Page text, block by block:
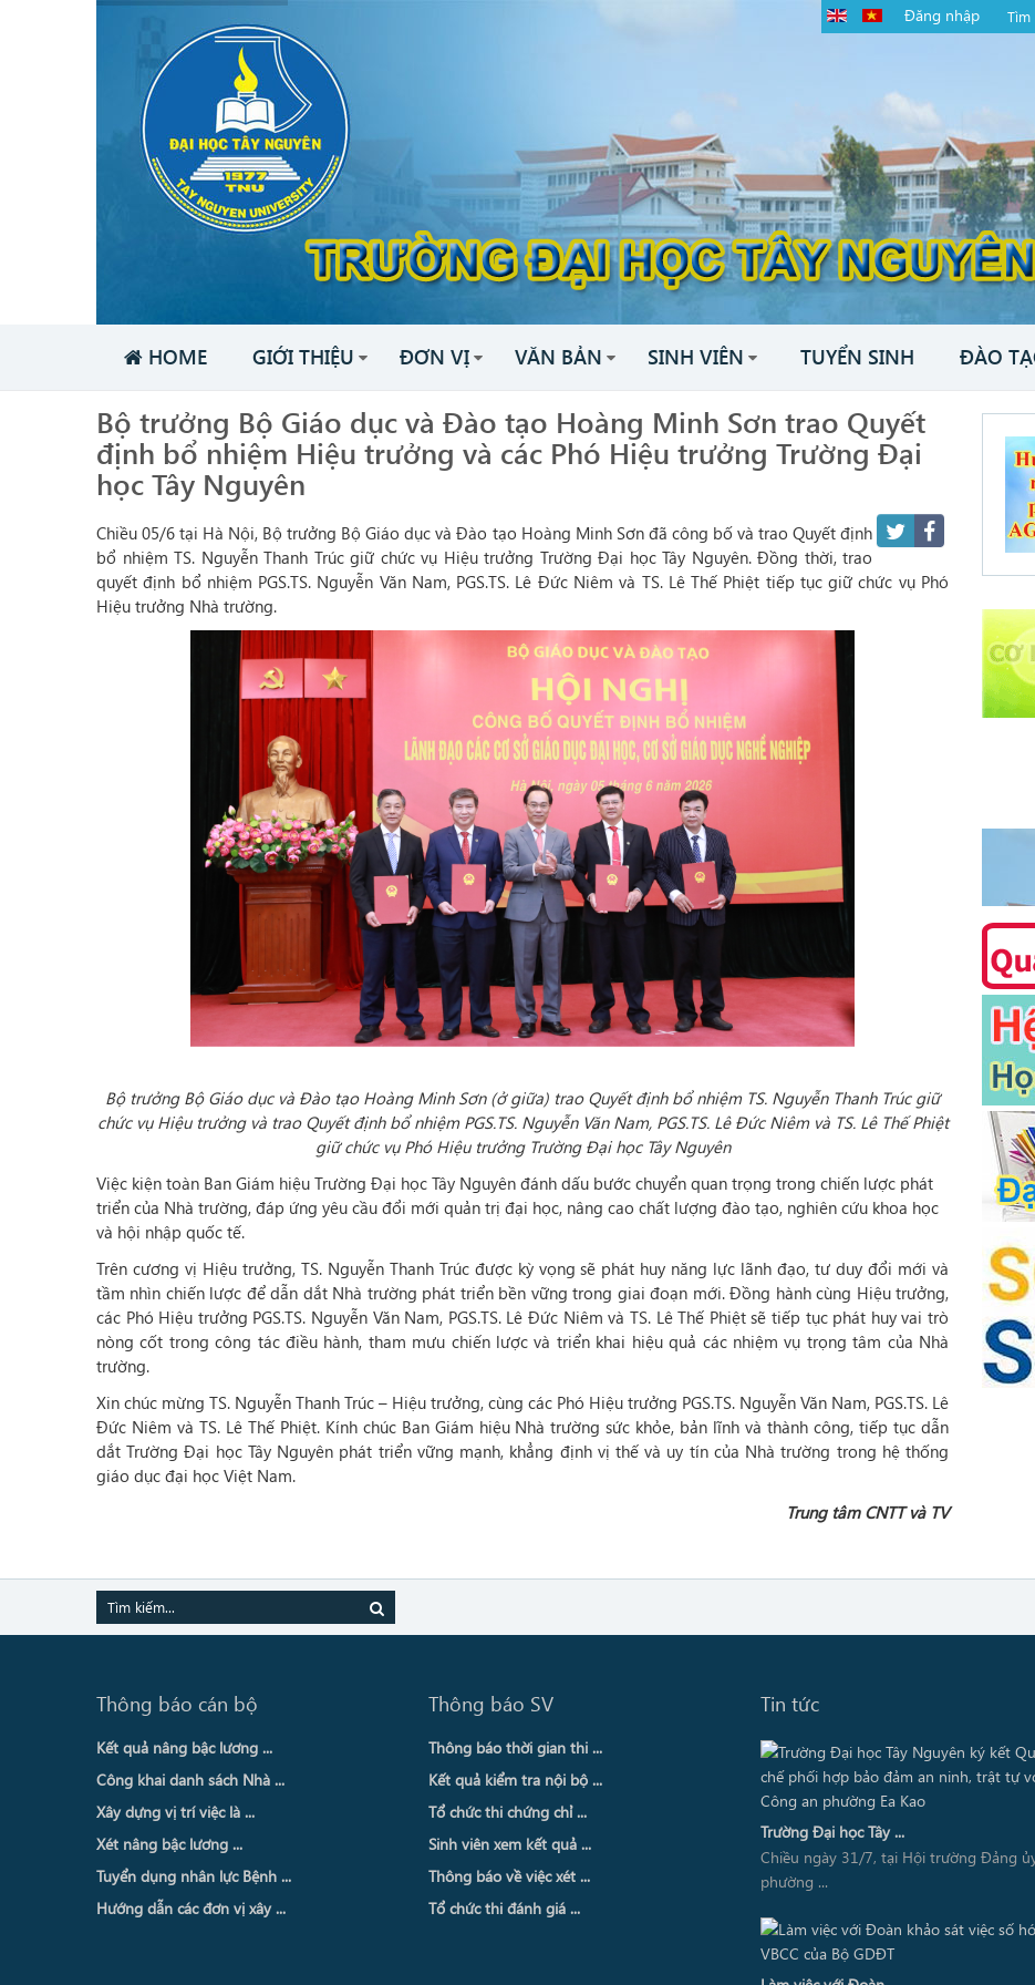
Đăng nhập
HOME GIỚI THIỆU ĐƠN VỊ VĂN BẢN SINH VIÊN TUYỂN SINH ĐÀO
Bộ trưởng Bộ Giáo dục và Đào tạo Hoàng Minh Sơn trao Quyết
định bổ nhiệm Hiệu trưởng và các Phó Hiệu trưởng Trường Đại
học Tây Nguyên
Chiều 05/6 tại Hà Nội, Bộ trưởng Bộ Giáo dục và Đào tạo Hoàng Minh Sơn đã công bố và trao Quyết định
bổ nhiệm TS. Nguyễn Thanh Trúc giữ chức vụ Hiệu trưởng Trường Đại học Tây Nguyên. Đồng thời, trao
quyết định bổ nhiệm PGS.TS. Nguyễn Văn Nam, PGS.TS. Lê Đức Niêm và TS. Lê Thế Phiệt tiếp tục giữ chức vụ Phó
Hiệu trưởng Nhà trường.
Bộ trưởng Bộ Giáo dục và Đào tạo Hoàng Minh Sơn (ở giữa) trao Quyết định bổ nhiệm TS. Nguyễn Thanh Trúc giữ
chức vụ Hiệu trưởng và trao Quyết định bổ nhiệm PGS.TS. Nguyễn Văn Nam, PGS.TS. Lê Đức Niêm và TS. Lê Thế Phiệt
giữ chức vụ Phó Hiệu trưởng Trường Đại học Tây Nguyên
Việc kiện toàn Ban Giám hiệu Trường Đại học Tây Nguyên đánh dấu bước chuyển quan trọng trong chiến lược phát
triển của Nhà trường, đáp ứng yêu cầu đổi mới quản trị đại học, nâng cao chất lượng đào tạo, nghiên cứu khoa học
và hội nhập quốc tế.
Trên cương vị Hiệu trưởng, TS. Nguyễn Thanh Trúc được kỳ vọng sẽ phát huy năng lực lãnh đạo, tư duy đổi mới và
tầm nhìn chiến lược để dẫn dắt Nhà trường phát triển bền vững trong giai đoạn mới. Đồng hành cùng Hiệu trưởng,
các Phó Hiệu trưởng PGS.TS. Nguyễn Văn Nam, PGS.TS. Lê Đức Niêm và TS. Lê Thế Phiệt sẽ tiếp tục phát huy vai trò
nòng cốt trong công tác điều hành, tham mưu chiến lược và triển khai hiệu quả các nhiệm vụ trọng tâm của Nhà
trường.
Xin chúc mừng TS. Nguyễn Thanh Trúc – Hiệu trưởng, cùng các Phó Hiệu trưởng PGS.TS. Nguyễn Văn Nam, PGS.TS. Lê
Đức Niêm và TS. Lê Thế Phiệt. Kính chúc Ban Giám hiệu Nhà trường sức khỏe, bản lĩnh và thành công, tiếp tục dẫn
dắt Trường Đại học Tây Nguyên phát triển vững mạnh, khẳng định vị thế và uy tín của Nhà trường trong hệ thống
giáo dục đại học Việt Nam.
Trung tâm CNTT và TV
Thông báo cán bộ
Kết quả nâng bậc lương ...
Công khai danh sách Nhà ...
Xây dựng vị trí việc là ...
Xét nâng bậc lương ...
Tuyển dụng nhân lực Bệnh ...
Hướng dẫn các đơn vị xây ...
Thông báo SV
Thông báo thời gian thi ...
Kết quả kiểm tra nội bộ ...
Tổ chức thi chứng chỉ ...
Sinh viên xem kết quả ...
Thông báo về việc xét ...
Tổ chức thi đánh giá ...
Tin tức
Trường Đại học Tây ...
Chiều ngày 31/7, tại Hội trường Đảng
phường ...